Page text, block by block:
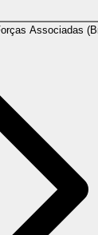
Associadas